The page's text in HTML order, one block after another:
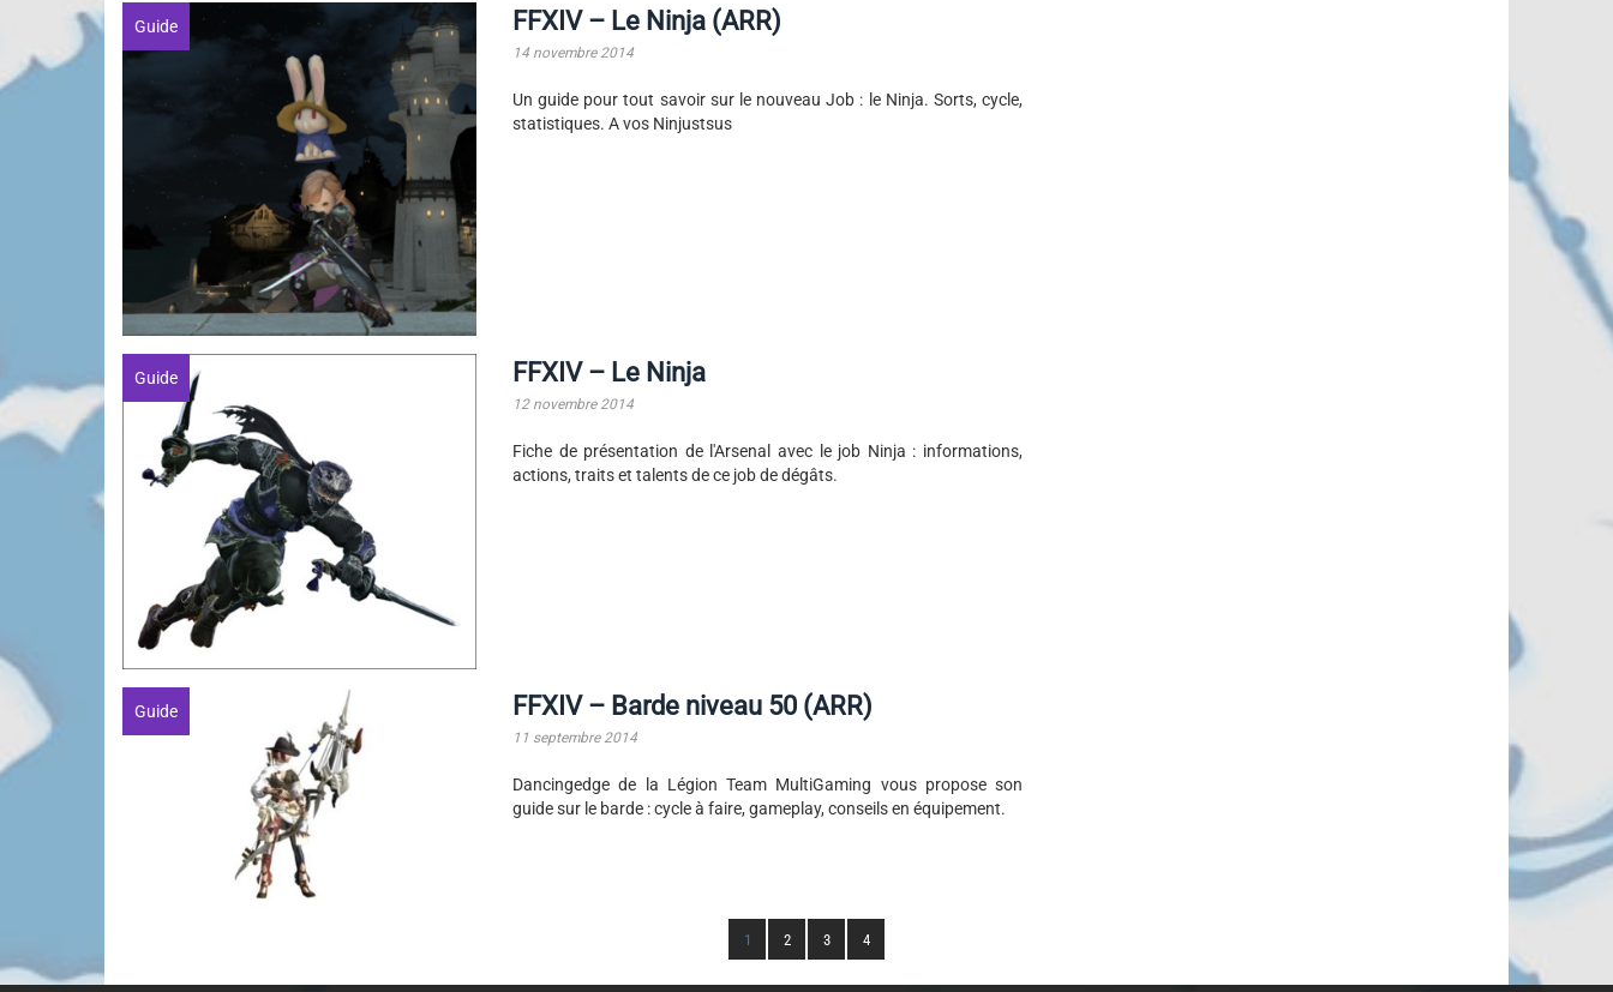
Guide FFXIV – Le Ninja (ARR)
14 novembre 2014
Un guide pour tout savoir sur le nouveau Job : le Ninja. Sorts, cycle,
statistiques. A vos Ninjustsus
Guide FFXIV – Le Ninja
12 novembre 2014
Fiche de présentation de l'Arsenal avec le job Ninja : informations,
actions, traits et talents de ce job de dégâts.
Guide FFXIV – Barde niveau 50 (ARR)
11 septembre 2014
Dancingedge de la Légion Team MultiGaming vous propose son
guide sur le barde : cycle à faire, gameplay, conseils en équipement.
1 2 3 4